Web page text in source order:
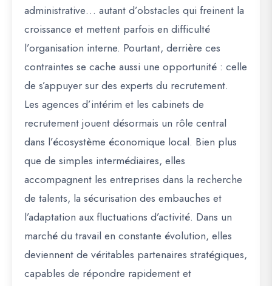
administrative… autant d’obstacles qui freinent la
croissance et mettent parfois en difficulté
l’organisation interne. Pourtant, derrière ces
contraintes se cache aussi une opportunité : celle
de s’appuyer sur des experts du recrutement.
Les agences d’intérim et les cabinets de
recrutement jouent désormais un rôle central
dans l’écosystème économique local. Bien plus
que de simples intermédiaires, elles
accompagnent les entreprises dans la recherche
de talents, la sécurisation des embauches et
l’adaptation aux fluctuations d’activité. Dans un
marché du travail en constante évolution, elles
deviennent de véritables partenaires stratégiques,
capables de répondre rapidement et